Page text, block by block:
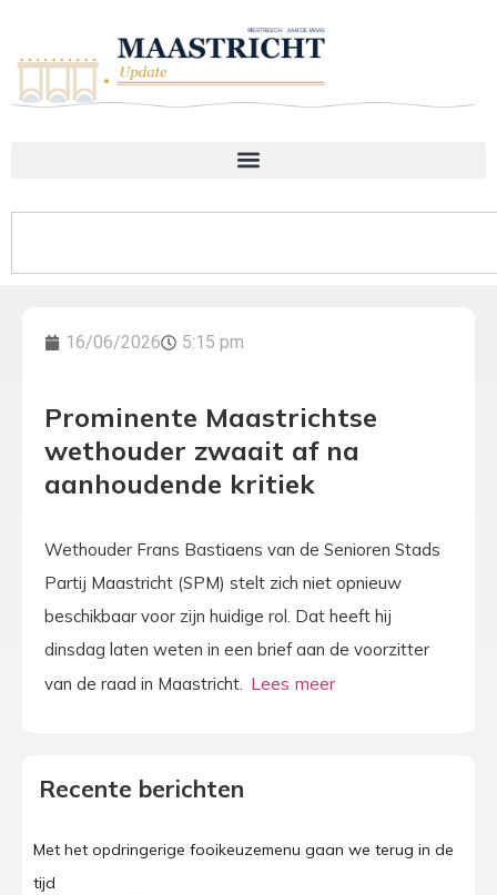
16/06/2026 5:15 pm
Prominente Maastrichtse
wethouder zwaait af na
aanhoudende kritiek
Wethouder Frans Bastiaens van de Senioren Stads
Partij Maastricht (SPM) stelt zich niet opnieuw
beschikbaar voor zijn huidige rol. Dat heeft hij
dinsdag laten weten in een brief aan de voorzitter
van de raad in Maastricht.
Recente berichten
Met het opdringerige fooikeuzemenu gaan we terug in de
tijd